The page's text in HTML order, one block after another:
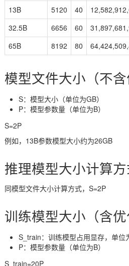
13B
5120 40
32.5B
6656 60
65B
8192 80
模型文件大小（不
S：模型大小（单位为GB）
P：模型参数量（单位为B）
S=2P
例如，13B参数模型大小约为26GB
推理模型大小计算
同模型文件大小计算方式，S=2P
训练模型大小（含
S_train：训练模型占用显存，单位
P：模型参数量（单位为B）
S_train=20P